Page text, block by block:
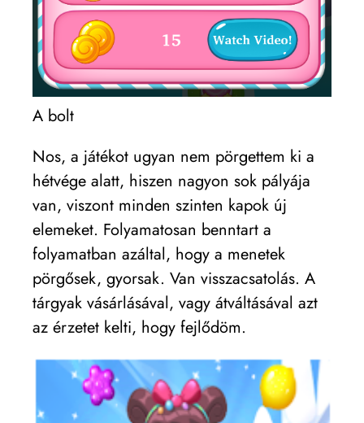
A bolt
Nos, a játékot ugyan nem pörgettem ki a
hétvége alatt, hiszen nagyon sok pályája
van, viszont minden szinten kapok új
elemeket. Folyamatosan benntart a
folyamatban azáltal, hogy a menetek
pörgősek, gyorsak. Van visszacsatolás. A
tárgyak vásárlásával, vagy átváltásával azt
az érzetet kelti, hogy fejlődöm.